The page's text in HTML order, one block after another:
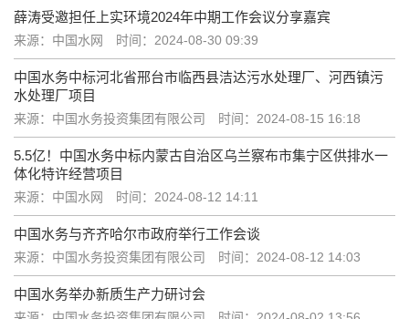
薛涛受邀担任上实环境2024年中期工作会议分享嘉宾
来源：中国水网 时间：2024-08-30 09:39
中国水务中标河北省邢台市临西县洁达污水处理厂、河西镇污
水处理厂项目
来源：中国水务投资集团有限公司 时间：2024-08-15 16:18
5.5亿！中国水务中标内蒙古自治区乌兰察布市集宁区供排水一
体化特许经营项目
来源：中国水网 时间：2024-08-12 14:11
中国水务与齐齐哈尔市政府举行工作会谈
来源：中国水务投资集团有限公司 时间：2024-08-12 14:03
中国水务举办新质生产力研讨会